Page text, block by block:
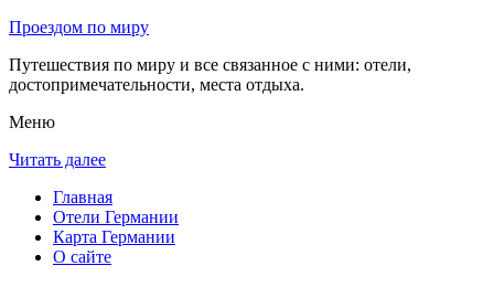
Проездом по миру
Путешествия по миру и все связанное с ними: отели,
достопримечательности, места отдыха.
Меню
Читать далее
Главная
Отели Германии
Карта Германии
О сайте